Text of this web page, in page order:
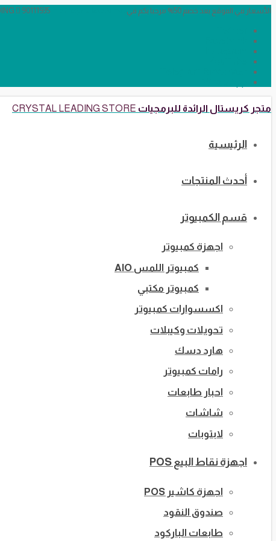
الأسعار في الموقع بعد خصم 50% مرحبا بكم في CRYSTAL LEADING 90111935
متجر كريستال الرائدة للبرمجيات CRYSTAL LEADING STORE
الرئيسية
أحدث المنتجات
قسم الكمبيوتر
اجهزة كمبيوتر
كمبيوتر اللمس AIO
كمبيوتر مكتبي
اكسسوارات كمبيوتر
تحويلات وكيبلات
هارد دسك
رامات كمبيوتر
احبار طابعات
شاشات
لابتوبات
اجهزة نقاط البيع POS
اجهزة كاشير POS
صندوق النقود
طابعات الباركود